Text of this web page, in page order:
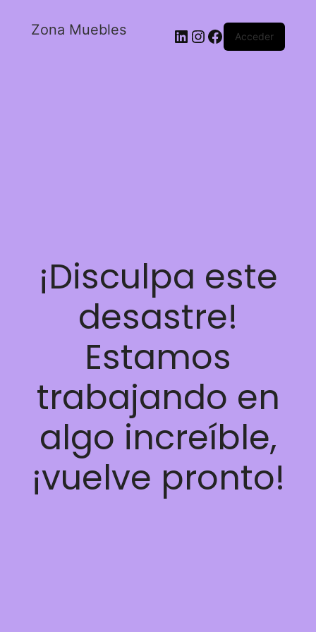
Zona Muebles Acceder
¡Disculpa este
desastre!
Estamos
trabajando en
algo increíble,
¡vuelve pronto!